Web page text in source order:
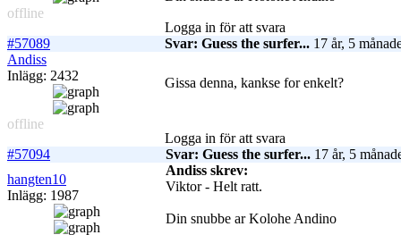
offline
Logga in för att svara
#57089
Svar: Guess the surfer... 17 år, 5
Andiss
Inlägg: 2432
offline
Gissa denna, kankse for enkelt?
Logga in för att svara
#57094
Svar: Guess the surfer... 17 år, 5
hangten10
Inlägg: 1987
Andiss skrev:
Viktor - Helt ratt.
Din snubbe ar Kolohe Andino